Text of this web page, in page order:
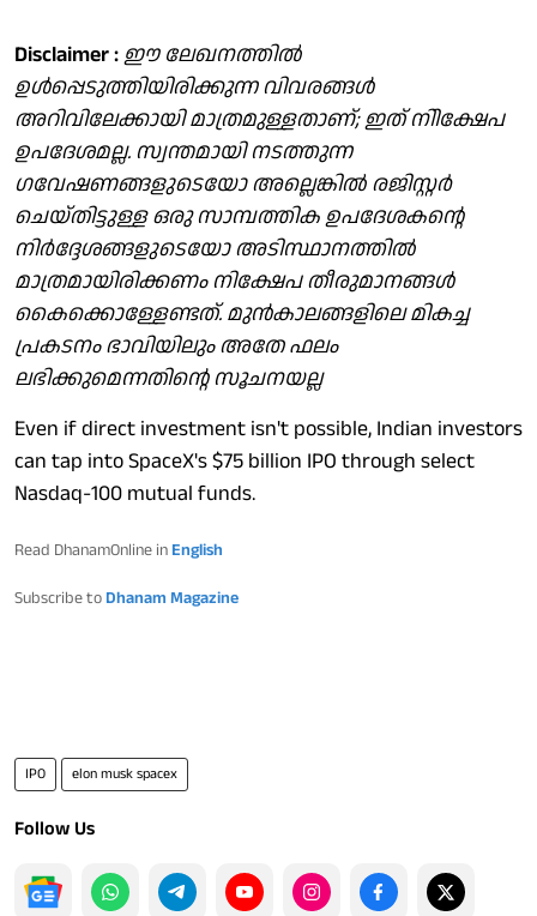
Disclaimer : ഈ ലേഖനത്തില്‍
ഉള്‍പ്പെടുത്തിയിരിക്കുന്ന വിവരങ്ങള്‍
അറിവിലേക്കായി മാത്രമുള്ളതാണ്; ഇത് നിിക്ഷേപ
ഉപദേശമല്ല. സ്വന്തമായി നടത്തുന്ന
ഗവേഷണങ്ങളുടെയോ അല്ലെങ്കില്‍ രജിസ്റ്റര്‍
ചെയ്തിട്ടുള്ള ഒരു സാമ്പത്തിക ഉപദേശകന്റെ
നിര്‍ദ്ദേശങ്ങളുടെയോ അടിസ്ഥാനത്തില്‍
മാത്രമായിരിക്കണം നിക്ഷേപ തീരുമാനങ്ങള്‍
കൈക്കൊള്ളേണ്ടത്. മുന്‍കാലങ്ങളിലെ മികച്ച
പ്രകടനം ഭാവിയിലും അതേ ഫലം
ലഭിക്കുമെന്നതിന്റെ സൂചനയല്ല
Even if direct investment isn't possible, Indian investors
can tap into SpaceX's $75 billion IPO through select
Nasdaq-100 mutual funds.
Read DhanamOnline in English
Subscribe to Dhanam Magazine
IPO elon musk spacex
Follow Us